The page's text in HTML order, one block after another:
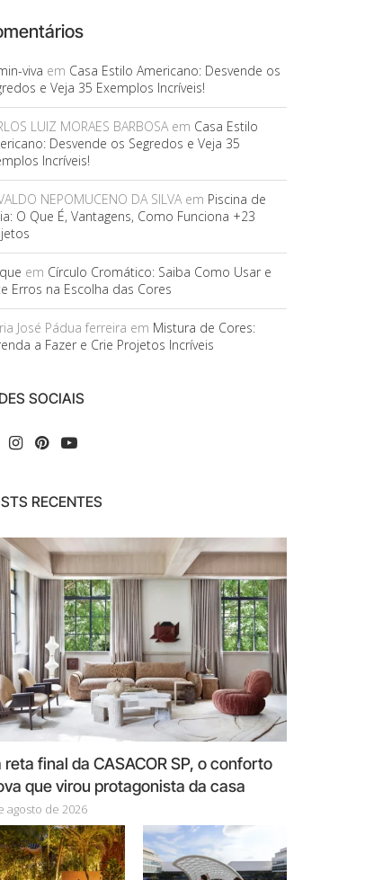
viva em Casa Estilo Americano: Desvende os
e Veja 35 Exemplos Incríveis!
LUIZ MORAES BARBOSAem Casa Estilo
Desvende os Segredos e Veja 35
Incríveis!
NEPOMUCENO DA SILVAem Piscina de
O Que É, Vantagens, Como Funciona +23
em Círculo Cromático: Saiba Como Usar e
Erros na Escolha das Cores
José Pádua ferreira em Mistura de Cores:
a Fazer e Crie Projetos Incríveis
SOCIAIS
RECENTES
reta final da CASACOR SP, o conforto
que virou protagonista da casa
agosto de 2026